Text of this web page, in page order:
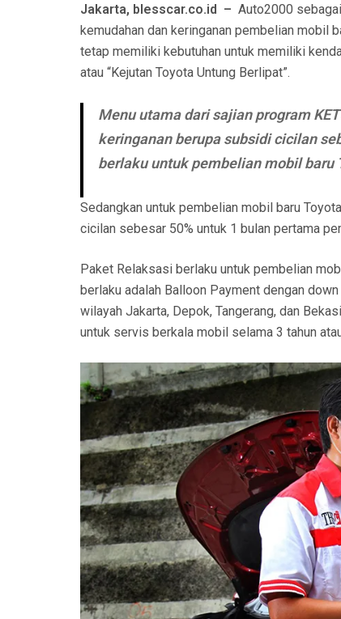
Jakarta, blesscar.co.id – Auto2000
kemudahan dan keringanan pembelian mobil
tetap memiliki kebutuhan untuk memiliki
atau “Kejutan Toyota Untung Berlipat”.
Menu utama dari sajian program
keringanan berupa subsidi cicilan
berlaku untuk pembelian mobil baru
Sedangkan untuk pembelian mobil baru
cicilan sebesar 50% untuk 1 bulan pertama
Paket Relaksasi berlaku untuk pembelian
berlaku adalah Balloon Payment dengan
wilayah Jakarta, Depok, Tangerang, dan
untuk servis berkala mobil selama 3 tahun